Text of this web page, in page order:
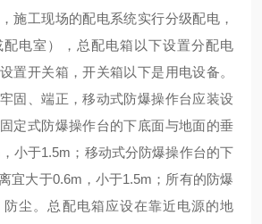
施工现场的配电系统实行分级配电，
配电室），总配电箱以下设置分配电
置开关箱，开关箱以下是用电设备。
固、端正，移动式防爆操作台应装设
定式防爆操作台的下底面与地面的垂
小于1.5m；移动式分防爆操作台的下
宜大于0.6m，小于1.5m；所有的防爆
尘。总配电箱应设在靠近电源的地